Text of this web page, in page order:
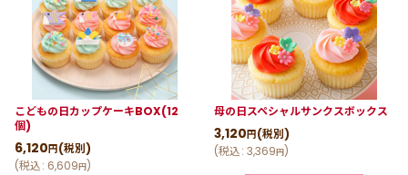
こどもの日カップケーキBOX(12
個)
6,120 円(税別)
(税込: 6,609円)
母の日スペシャルサンクスボックス
3,120 円(税別)
(税込: 3,369円)